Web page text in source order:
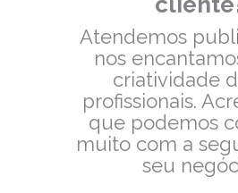
Atendemos
nos
criatividade
profissionais.
que podemos
muito com a
seu